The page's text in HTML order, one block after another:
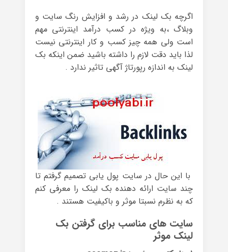
اگرچه بک لینک در رشد و افزایش رنگ سایت و
وبلاگ ،به ویژه در کسب درآمد اینترنتی مهم
است ولی همه چیز کسب و کار اینترنتی نیست
لذا باید دقت لازم را داشته باشید ضمن اینکه بک
لینک به اندازه رپورتاژ آگهی تاثیر ندارد .
با این حال در سایت پول یابی تصمیم گرفتم تا
چند سایت ارائه دهنده بک لینک را معرفی کنم
که به نظرم نسبتا موثر و باکیفیت هستند .
سایت های مناسب برای گرفتن بک
لینک موثر